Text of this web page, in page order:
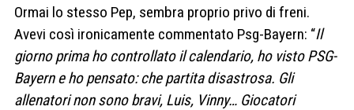
Ormai lo stesso Pep, sembra proprio privo di freni.
Avevi così ironicamente commentato Psg-Bayern: “Il
giorno prima ho controllato il calendario, ho visto PSG-
Bayern e ho pensato: che partita disastrosa. Gli
allenatori non sono bravi, Luis, Vinny… Giocatori